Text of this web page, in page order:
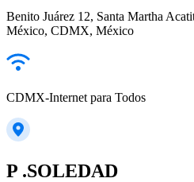
Benito Juárez 12, Santa Martha
México, CDMX, México
CDMX-Internet para Todos
P .SOLEDAD